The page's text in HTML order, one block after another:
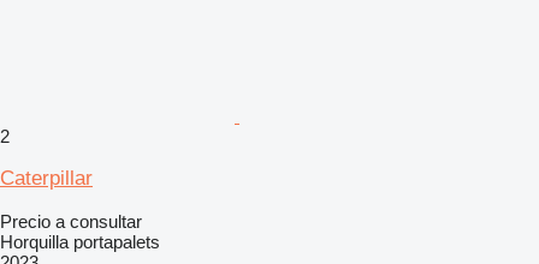
2
Caterpillar
Precio a consultar
Horquilla portapalets